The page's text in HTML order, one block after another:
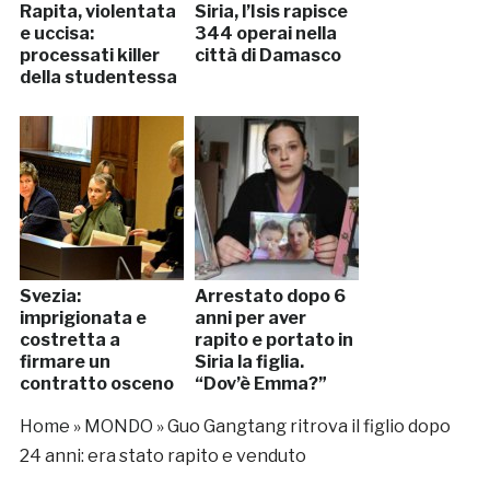
Rapita, violentata
e uccisa:
processati killer
della studentessa
Siria, l’Isis rapisce
344 operai nella
città di Damasco
Svezia:
imprigionata e
costretta a
firmare un
contratto osceno
Arrestato dopo 6
anni per aver
rapito e portato in
Siria la figlia.
“Dov’è Emma?”
Home » MONDO »Guo Gangtang ritrova il figlio dopo
24 anni: era stato rapito e venduto